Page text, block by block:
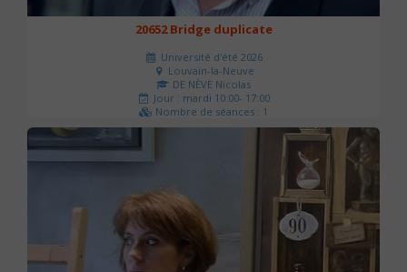
20652 Bridge duplicate
Université d'été 2026
Louvain-la-Neuve
DE NÈVE Nicolas
Jour : mardi 10:00- 17:00
Nombre de séances : 1
50 €